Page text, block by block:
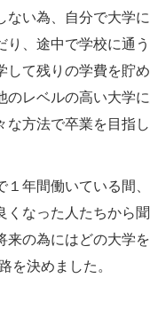
ない為、自分で大学
り、途中で学校に通
して残りの学費を貯
レベルの高い大学に
な方法で卒業を目指し
１年間働いている間
くなった人たちから
来の為にはどの大学
を決めました。